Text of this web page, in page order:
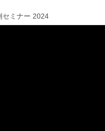
セミナー 2024